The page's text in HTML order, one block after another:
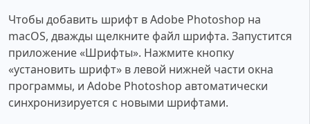
Чтобы добавить шрифт в Adobe Photoshop на
macOS, дважды щелкните файл шрифта. Запустится
приложение «Шрифты». Нажмите кнопку
«установить шрифт» в левой нижней части окна
программы, и Adobe Photoshop автоматически
синхронизируется с новыми шрифтами.